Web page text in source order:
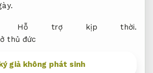
Hỗ trợ kịp thời.
giả không phát sinh